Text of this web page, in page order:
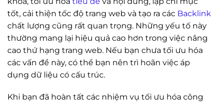
tốt, cải thiện tốc độ trang web và tạo ra các Backlink
chất lượng cũng rất quan trọng. Những yếu tố này
thường mang lại hiệu quả cao hơn trong việc nâng
cao thứ hạng trang web. Nếu bạn chưa tối ưu hóa
các vấn đề này, có thể bạn nên trì hoãn việc áp
dụng dữ liệu có cấu trúc.
Khi bạn đã hoàn tất các nhiệm vụ tối ưu hóa công